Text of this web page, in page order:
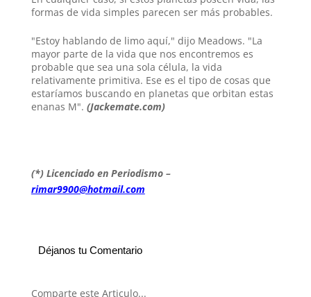
formas de vida simples parecen ser más probables.
"Estoy hablando de limo aquí," dijo Meadows. "La
mayor parte de la vida que nos encontremos es
probable que sea una sola célula, la vida
relativamente primitiva. Ese es el tipo de cosas que
estaríamos buscando en planetas que orbitan estas
enanas M". (Jackemate.com)
(*) Licenciado en Periodismo –
rimar9900@hotmail.com
Déjanos tu Comentario
Comparte este Articulo...